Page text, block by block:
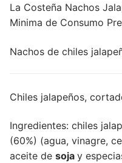
La Costeña Nachos
Minima de Consumo
Nachos de chiles
Chiles jalapeños,
Ingredientes: chiles
(60%) (agua, vinagre,
aceite de soja y